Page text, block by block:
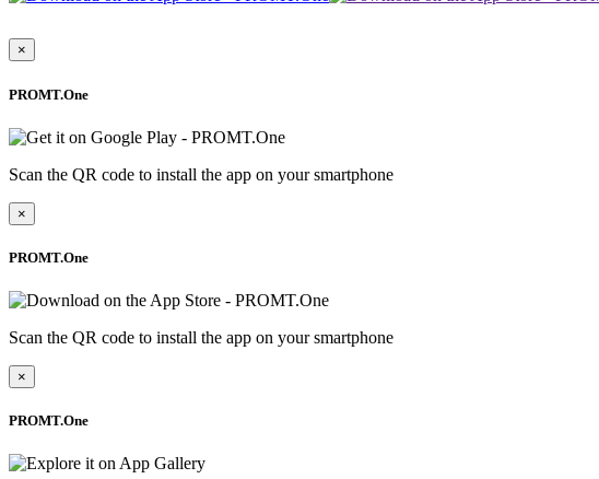
×
PROMT.One
Scan the QR code to install the app on your smartphone
×
PROMT.One
Scan the QR code to install the app on your smartphone
×
PROMT.One